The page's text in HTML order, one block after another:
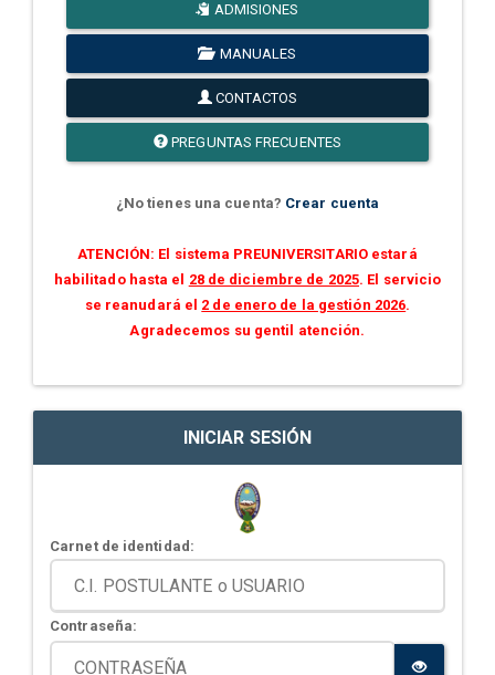
ADMISIONES
MANUALES
CONTACTOS
PREGUNTAS FRECUENTES
¿No tienes una cuenta? Crear cuenta
ATENCIÓN: El sistema PREUNIVERSITARIO estará
habilitado hasta el 28 de diciembre de 2025. El servicio
se reanudará el 2 de enero de la gestión 2026.
Agradecemos su gentil atención.
INICIAR SESIÓN
Carnet de identidad:
Contraseña: